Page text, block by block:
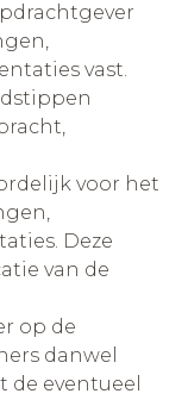
vast.
voor het
Deze
van de
op de
danwel
de eventueel